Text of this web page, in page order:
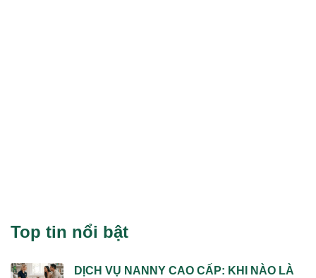
Top tin nổi bật
DỊCH VỤ NANNY CAO CẤP: KHI NÀO LÀ